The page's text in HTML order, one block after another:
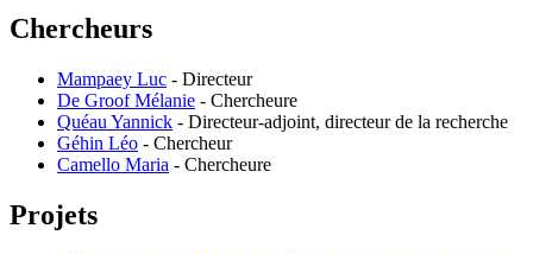
Chercheurs
Mampaey Luc - Directeur
De Groof Mélanie - Chercheure
Quéau Yannick - Directeur-adjoint, directeur de la recherche
Géhin Léo - Chercheur
Camello Maria - Chercheure
Projets